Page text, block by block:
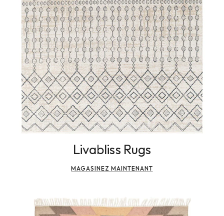
Livabliss Rugs
MAGASINEZ MAINTENANT